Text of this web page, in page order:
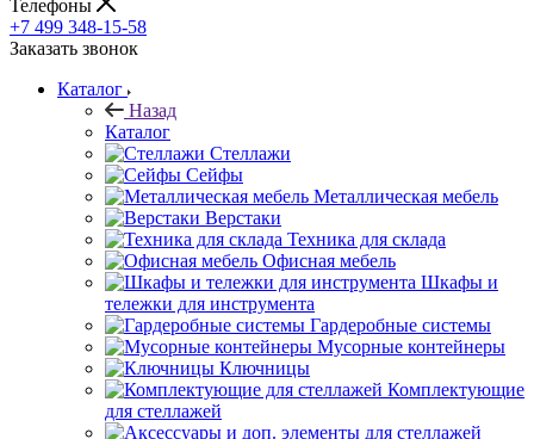
Телефоны
+7 499 348-15-58
Заказать звонок
Каталог
Назад
Каталог
Стеллажи
Сейфы
Металлическая мебель
Верстаки
Техника для склада
Офисная мебель
Шкафы и
тележки для инструмента
Гардеробные системы
Мусорные контейнеры
Ключницы
Комплектующие
для стеллажей